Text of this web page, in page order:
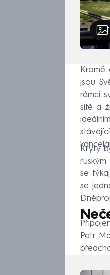
Kromě
jsou
rámci
sítě a
Kryty
ruským
se
se
Petr